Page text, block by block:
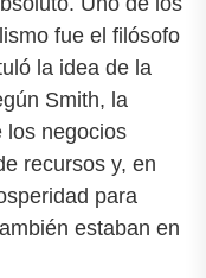
fue el filósofo
la idea de la
Smith, la
los negocios
recursos y, en
para
estaban en